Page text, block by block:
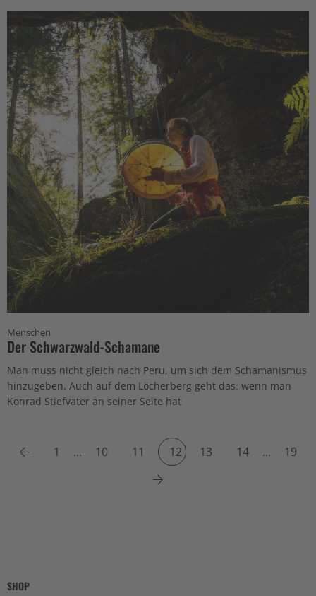
Menschen
Der Schwarzwald-Schamane
Man muss nicht gleich nach Peru, um sich dem Schamanismus
hinzugeben. Auch auf dem Löcherberg geht das: wenn man
Konrad Stiefvater an seiner Seite hat
Previous
1 ... 10 11 12 13 14 ...
19
Next
SHOP